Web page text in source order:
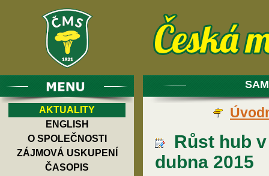
AKTUALITY
ENGLISH
O SPOLEČNOSTI
ZÁJMOVÁ USKUPENÍ
ČASOPIS
Růst hub
dubna 2015